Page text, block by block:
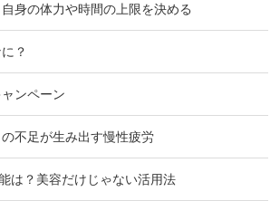
自身の体力や時間の上限を決める
？
ンペーン
の不足が生み出す慢性疲労
は？美容だけじゃない活用法